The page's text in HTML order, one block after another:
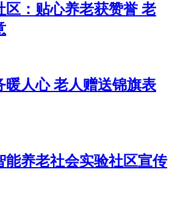
区：贴心养老获赞誉 老
暖人心 老人赠送锦旗表
能养老社会实验社区宣传